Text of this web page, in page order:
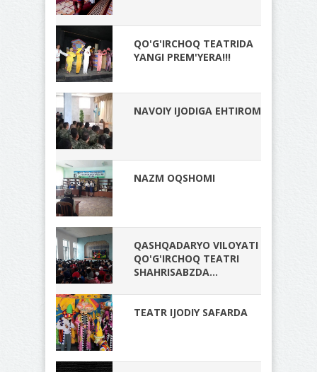
QO'G'IRCHOQ TEATRIDA
YANGI PREM'YERA!!!
NAVOIY IJODIGA EHTIROM
NAZM OQSHOMI
QASHQADARYO VILOYATI
QO'G'IRCHOQ TEATRI
SHAHRISABZDA...
TEATR IJODIY SAFARDA